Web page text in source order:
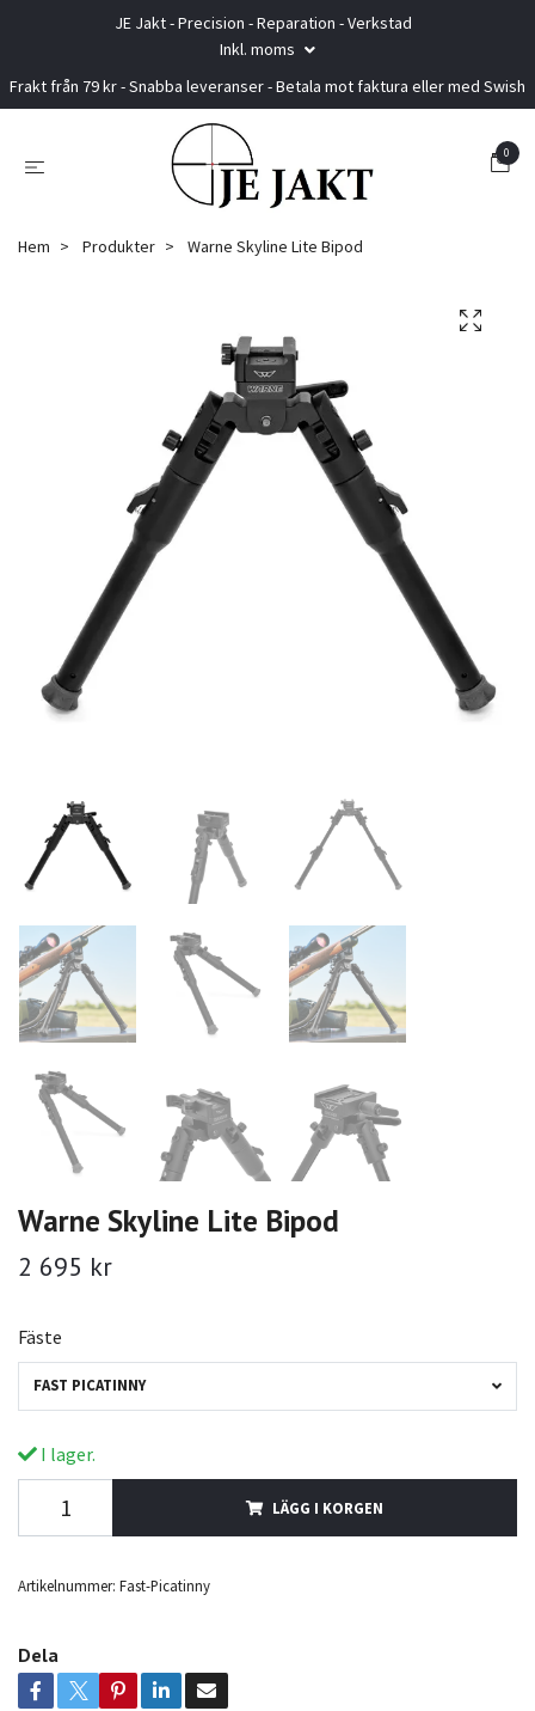
JE Jakt - Precision - Reparation - Verkstad
Inkl. moms
Frakt från 79 kr - Snabba leveranser - Betala mot faktura eller med Swish
0
Hem Produkter Warne Skyline Lite Bipod
Warne Skyline Lite Bipod
2 695 kr
Fäste
FAST PICATINNY
I lager.
LÄGG I KORGEN
Artikelnummer: Fast-Picatinny
Dela